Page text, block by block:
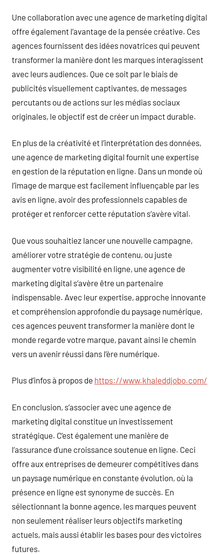
Une collaboration avec une agence de marketing digital
offre également l’avantage de la pensée créative. Ces
agences fournissent des idées novatrices qui peuvent
transformer la manière dont les marques interagissent
avec leurs audiences. Que ce soit par le biais de
publicités visuellement captivantes, de messages
percutants ou de actions sur les médias sociaux
originales, le objectif est de créer un impact durable.
En plus de la créativité et l’interprétation des données,
une agence de marketing digital fournit une expertise
en gestion de la réputation en ligne. Dans un monde où
l’image de marque est facilement influençable par les
avis en ligne, avoir des professionnels capables de
protéger et renforcer cette réputation s’avère vital.
Que vous souhaitiez lancer une nouvelle campagne,
améliorer votre stratégie de contenu, ou juste
augmenter votre visibilité en ligne, une agence de
marketing digital s’avère être un partenaire
indispensable. Avec leur expertise, approche innovante
et compréhension approfondie du paysage numérique,
ces agences peuvent transformer la manière dont le
monde regarde votre marque, pavant ainsi le chemin
vers un avenir réussi dans l’ère numérique.
Plus d’infos à propos de https://www.khaleddjobo.com/
En conclusion, s’associer avec une agence de
marketing digital constitue un investissement
stratégique. C’est également une manière de
l’assurance d’une croissance soutenue en ligne. Ceci
offre aux entreprises de demeurer compétitives dans
un paysage numérique en constante évolution, où la
présence en ligne est synonyme de succès. En
sélectionnant la bonne agence, les marques peuvent
non seulement réaliser leurs objectifs marketing
actuels, mais aussi établir les bases pour des victoires
futures.